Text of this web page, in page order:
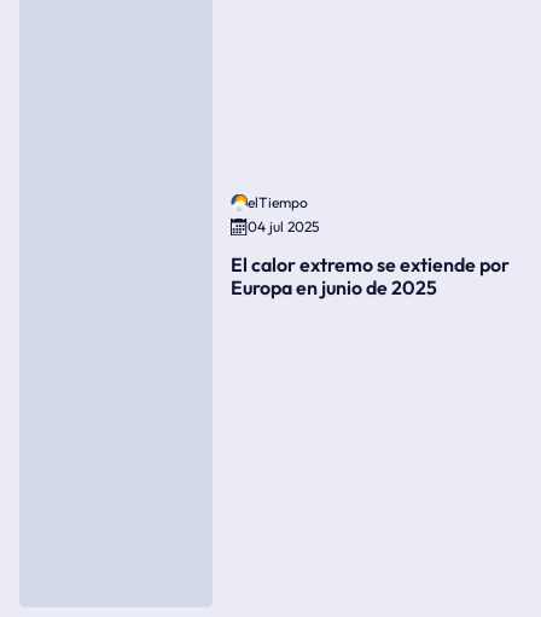
elTiempo
04 jul 2025
El calor extremo se extiende por
Europa en junio de 2025